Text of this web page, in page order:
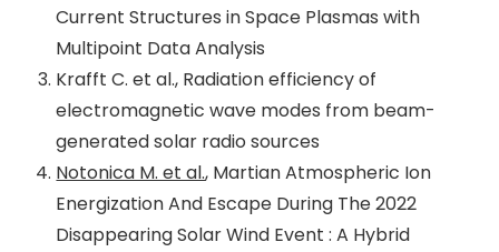
Current Structures in Space Plasmas with
Multipoint Data Analysis
Krafft C. et al., Radiation efficiency of
electromagnetic wave modes from beam-
generated solar radio sources
Notonica M. et al., Martian Atmospheric Ion
Energization And Escape During The 2022
Disappearing Solar Wind Event : A Hybrid